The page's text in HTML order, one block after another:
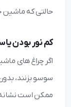
حالتی که ماشین
کم نور بودن
اگر چراغ ‌های
سوسو بزنند،
ممکن است